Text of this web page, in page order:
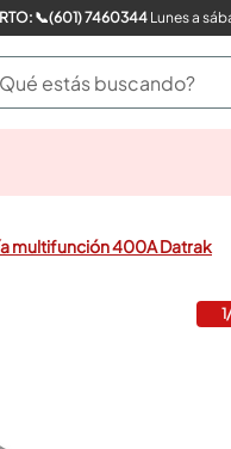
COMPRA CON UN EXPERTO: 📞(601) 7460344Lunes a
estás buscando?
multifunción 400A Datrak
1
closet
sanitarios